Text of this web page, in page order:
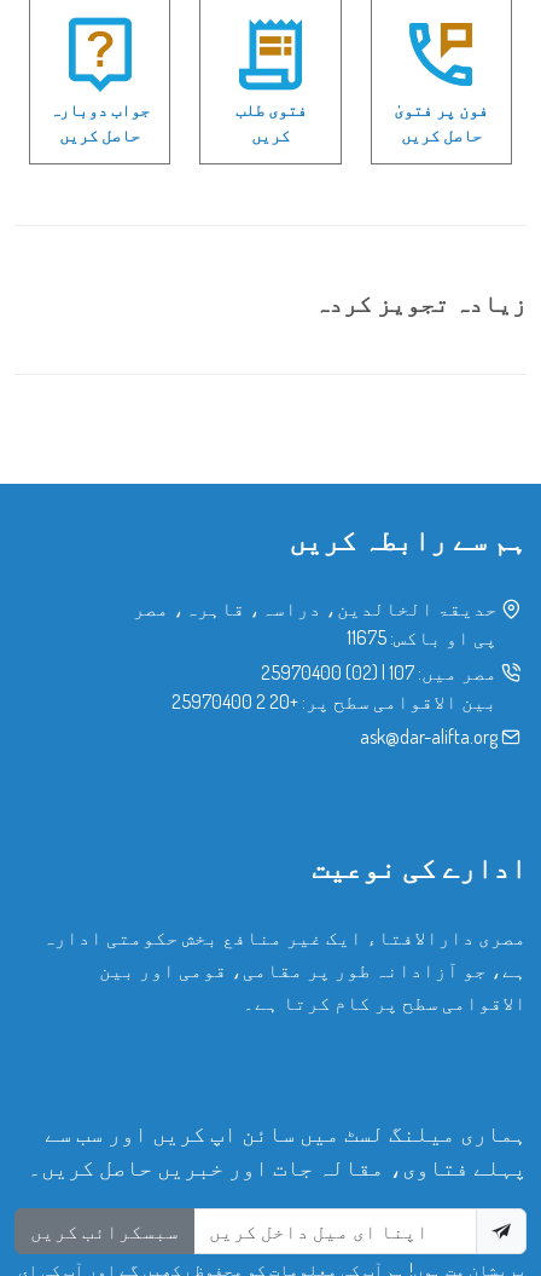
فون پر فتویٰ
حاصل کریں
فتوی طلب
کریں
جواب دوبارہ
حاصل کریں
زیادہ تجویز کردہ
ہم سے رابطہ کریں
حدیقۃ الخالدین، دراسہ، قاہرہ، مصر
پی او باکس: 11675
مصر میں: 107
|
(02) 25970400
بین الاقوامی سطح پر: +20 2 25970400
ask@dar-alifta.org
ادارے کی نوعیت
مصری دارالافتاء ایک غیر منافع بخش حکومتی ادارہ
ہے، جو آزادانہ طور پر مقامی، قومی اور بین
الاقوامی سطح پر کام کرتا ہے۔
ہماری میلنگ لسٹ میں سائن اپ کریں اور سب سے
پہلے فتاوی، مقالہ جات اور خبریں حاصل کریں۔
سبسکرائب کریں
پریشان مت ہوں! ہم آپ کی معلومات کو محفوظ رکھیں گے اور آپ کی ای